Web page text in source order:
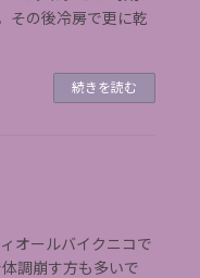
その後冷房で更に乾
続きを読む
オールバイクニコで
調崩す方も多いで